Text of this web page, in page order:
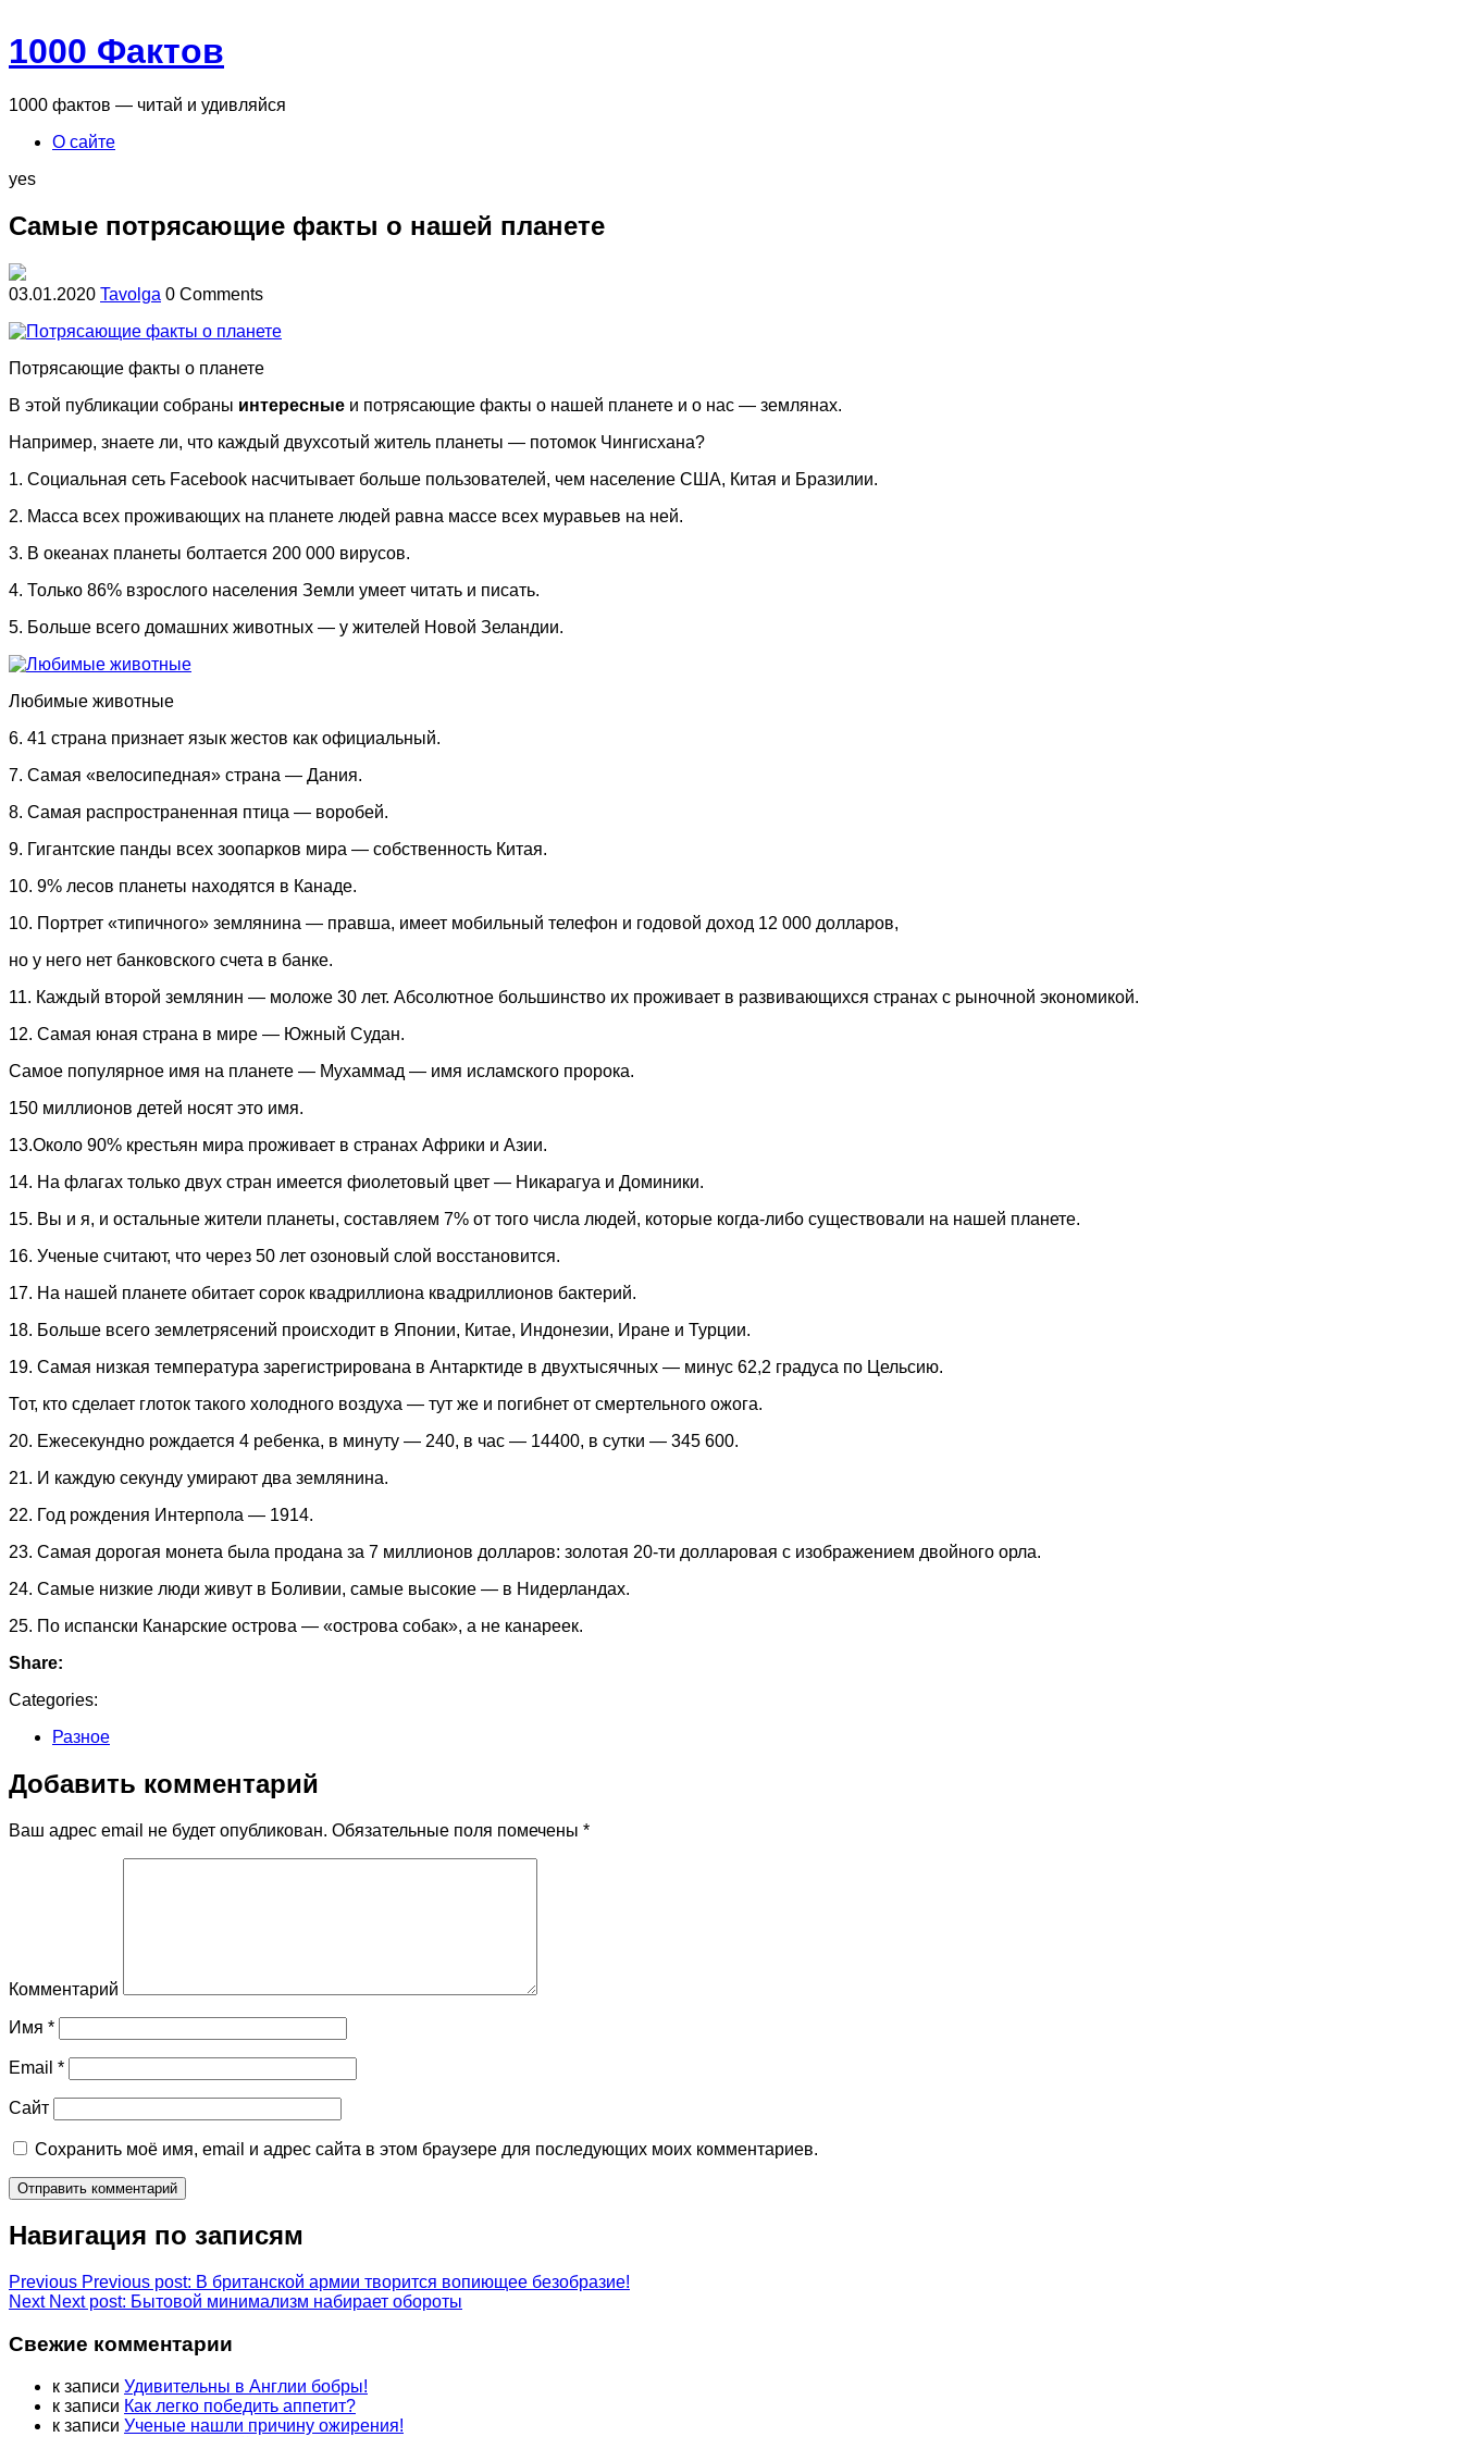
1000 Фактов
1000 фактов — читай и удивляйся
О сайте
yes
Самые потрясающие факты о нашей планете
03.01.2020 Tavolga 0 Comments
Потрясающие факты о планете
В этой публикации собраны интересные и потрясающие факты о нашей планете и о нас — землянах.
Например, знаете ли, что каждый двухсотый житель планеты — потомок Чингисхана?
1. Социальная сеть Facebook насчитывает больше пользователей, чем население США, Китая и Бразилии.
2. Масса всех проживающих на планете людей равна массе всех муравьев на ней.
3. В океанах планеты болтается 200 000 вирусов.
4. Только 86% взрослого населения Земли умеет читать и писать.
5. Больше всего домашних животных — у жителей Новой Зеландии.
Любимые животные
6. 41 страна признает язык жестов как официальный.
7. Самая «велосипедная» страна — Дания.
8. Самая распространенная птица — воробей.
9. Гигантские панды всех зоопарков мира — собственность Китая.
10. 9% лесов планеты находятся в Канаде.
10. Портрет «типичного» землянина — правша, имеет мобильный телефон и годовой доход 12 000 долларов,
но у него нет банковского счета в банке.
11. Каждый второй землянин — моложе 30 лет. Абсолютное большинство их проживает в развивающихся странах с рыночной экономикой.
12. Самая юная страна в мире — Южный Судан.
Самое популярное имя на планете — Мухаммад — имя исламского пророка.
150 миллионов детей носят это имя.
13.Около 90% крестьян мира проживает в странах Африки и Азии.
14. На флагах только двух стран имеется фиолетовый цвет — Никарагуа и Доминики.
15. Вы и я, и остальные жители планеты, составляем 7% от того числа людей, которые когда-либо существовали на нашей планете.
16. Ученые считают, что через 50 лет озоновый слой восстановится.
17. На нашей планете обитает сорок квадриллиона квадриллионов бактерий.
18. Больше всего землетрясений происходит в Японии, Китае, Индонезии, Иране и Турции.
19. Самая низкая температура зарегистрирована в Антарктиде в двухтысячных — минус 62,2 градуса по Цельсию.
Тот, кто сделает глоток такого холодного воздуха — тут же и погибнет от смертельного ожога.
20. Ежесекундно рождается 4 ребенка, в минуту — 240, в час — 14400, в сутки — 345 600.
21. И каждую секунду умирают два землянина.
22. Год рождения Интерпола — 1914.
23. Самая дорогая монета была продана за 7 миллионов долларов: золотая 20-ти долларовая с изображением двойного орла.
24. Самые низкие люди живут в Боливии, самые высокие — в Нидерландах.
25. По испански Канарские острова — «острова собак», а не канареек.
Share:
Categories:
Разное
Добавить комментарий
Ваш адрес email не будет опубликован. Обязательные поля помечены *
Комментарий
Имя *
Email *
Сайт
Сохранить моё имя, email и адрес сайта в этом браузере для последующих моих комментариев.
Навигация по записям
Previous Previous post: В британской армии творится вопиющее безобразие!
Next Next post: Бытовой минимализм набирает обороты
Свежие комментарии
к записи Удивительны в Англии бобры!
к записи Как легко победить аппетит?
к записи Ученые нашли причину ожирения!